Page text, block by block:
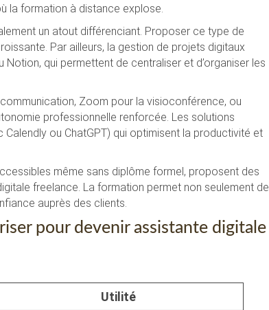
la formation à distance explose.
un atout différenciant. Proposer ce type de
Par ailleurs, la gestion de projets digitaux
qui permettent de centraliser et d’organiser les
Zoom pour la visioconférence, ou
professionnelle renforcée. Les solutions
ou ChatGPT) qui optimisent la productivité et
même sans diplôme formel, proposent des
freelance. La formation permet non seulement de
auprès des clients.
pour devenir assistante digitale
Utilité